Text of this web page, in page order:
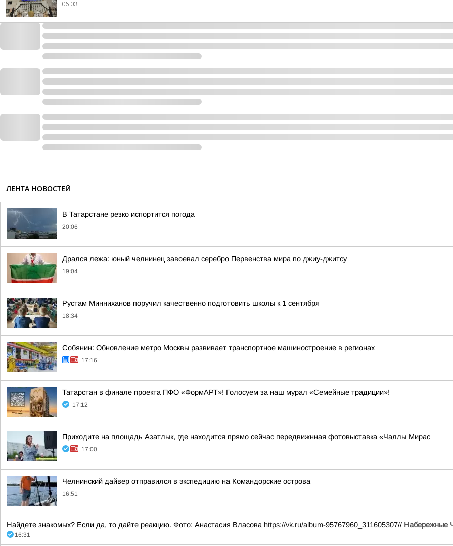
06:03
ЛЕНТА НОВОСТЕЙ
В Татарстане резко испортится погода
20:06
Дрался лежа: юный челнинец завоевал серебро Первенства мира по джиу-джитсу
19:04
Рустам Минниханов поручил качественно подготовить школы к 1 сентября
18:34
Собянин: Обновление метро Москвы развивает транспортное машиностроение в регионах
17:16
Татарстан в финале проекта ПФО «ФормАРТ»! Голосуем за наш мурал «Семейные традиции»!
17:12
Приходите на площадь Азатлык, где находится прямо сейчас передвижнная фотовыставка «Чаллы Мирас
17:00
Челнинский дайвер отправился в экспедицию на Командорские острова
16:51
Найдете знакомых? Если да, то дайте реакцию. Фото: Анастасия Власова https://vk.ru/album-95767960_311605307// Набережные
16:31